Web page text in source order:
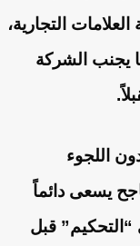
التجارية،
يجنب الشركة
اللجوء
يسعى دائماً
“التحكيم” قبل